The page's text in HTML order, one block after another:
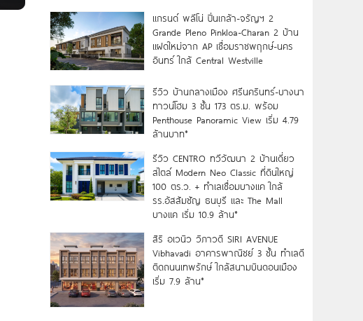
แกรนด์ พลีโน่ ปิ่นเกล้า-จรัญฯ 2
Grande Pleno Pinkloa-Charan 2 บ้าน
แฝดใหม่จาก AP เชื่อมราชพฤกษ์-นคร
อินทร์ ใกล้ Central Westville
รีวิว บ้านกลางเมือง ศรีนครินทร์-บางนา
ทาวน์โฮม 3 ชั้น 173 ตร.ม. พร้อม
Penthouse Panoramic View เริ่ม 4.79
ล้านบาท*
รีวิว CENTRO ทวีวัฒนา 2 บ้านเดี่ยว
สไตล์ Modern Neo Classic ที่ดินใหญ่
100 ตร.ว. + ทำเลเชื่อมบางแค ใกล้
รร.อัสสัมชัญ ธนบุรี และ The Mall
บางแค เริ่ม 10.9 ล้าน*
สิริ อเวนิว วิภาวดี SIRI AVENUE
Vibhavadi อาคารพาณิชย์ 3 ชั้น ทำเลดี
ติดถนนเทพรักษ์ ใกล้สนามบินดอนเมือง
เริ่ม 7.9 ล้าน*